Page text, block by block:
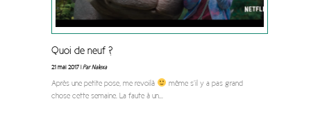
Quoi de neuf ?
21 mai 2017 |Par Nalexa
Après une petite pose, me revoilà
même s’il y a pas grand
chose cette semaine. La faute à un...